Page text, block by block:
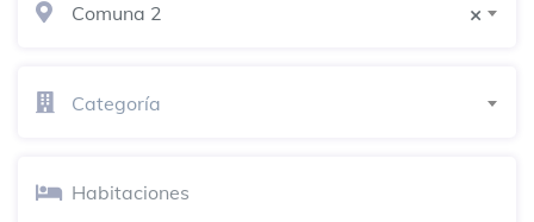
Campo de fútbol
80's Pub
Parrilla
cosechas
×
Comuna 2
Categoría